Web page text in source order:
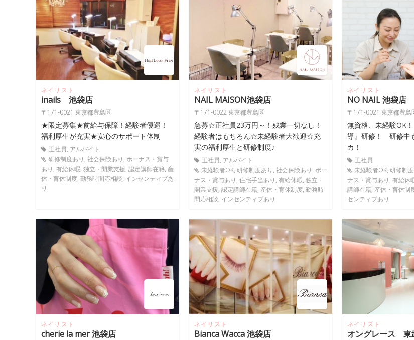
ネイリスト
inails 池袋店
〒171-0021 東京都豊島区
★限定募集★前給与保障！経験者優遇！
福利厚生が充実★安心のサポート体制
正社員, アルバイト
研修制度あり, 社会保険あり, ボーナス・賞与
あり, 有給休暇, 独立・開業支援, 認定講師在籍, 産
休・育休制度, 勤務時間応相談, インセンティブあ
り
ネイリスト
NAIL MAISON池袋店
〒171-0022 東京都豊島区
急募☆正社員23万円～！残業一切なし！
経験者はもちろん☆未経験者大歓迎☆充
実の福利厚生と研修制度♪
正社員, アルバイト
未経験者OK, 研修制度あり, 社会保険あり, ボー
ナス・賞与あり, 住宅手当あり, 有給休暇, 独立・
開業支援, 認定講師在籍, 産休・育休制度, 勤務時
間応相談, インセンティブあり
ネイリスト
NO NAIL 池袋店
〒171-0021 東京都豊島
無資格、未経験OK
導』研修！ 研修中
カ！
正社員
未経験者OK, 研修制
ナス・賞与あり, 有給休
講師在籍, 産休・育休制
センティブあり
ネイリスト
cherie la mer 池袋店
ネイリスト
Bianca Wacca 池袋店
ネイリスト
オングレース